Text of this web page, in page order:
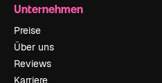
Unternehmen
Preise
Über uns
Reviews
Karriere